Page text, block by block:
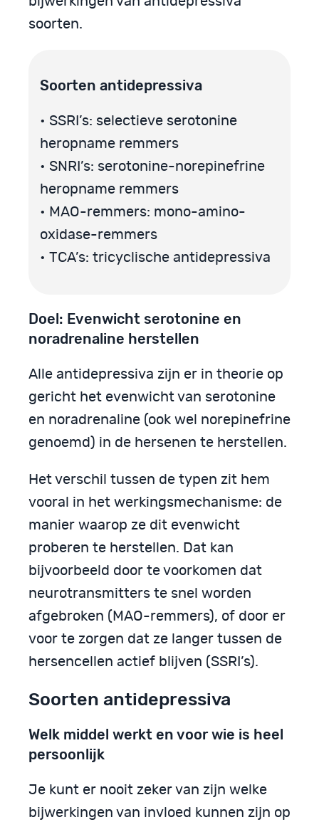
soorten.
Soorten antidepressiva
• SSRI’s: selectieve serotonine
heropname remmers
• SNRI’s: serotonine-norepinefrine
heropname remmers
• MAO-remmers: mono-amino-
oxidase-remmers
• TCA’s: tricyclische antidepressiva
Doel: Evenwicht serotonine en
noradrenaline herstellen
Alle antidepressiva zijn er in theorie op
gericht het evenwicht van serotonine
en noradrenaline (ook wel norepinefrine
genoemd) in de hersenen te herstellen.
Het verschil tussen de typen zit hem
vooral in het werkingsmechanisme: de
manier waarop ze dit evenwicht
proberen te herstellen. Dat kan
bijvoorbeeld door te voorkomen dat
neurotransmitters te snel worden
afgebroken (MAO-remmers), of door er
voor te zorgen dat ze langer tussen de
hersencellen actief blijven (SSRI’s).
Soorten antidepressiva
Welk middel werkt en voor wie is heel
persoonlijk
Je kunt er nooit zeker van zijn welke
bijwerkingen van invloed kunnen zijn op